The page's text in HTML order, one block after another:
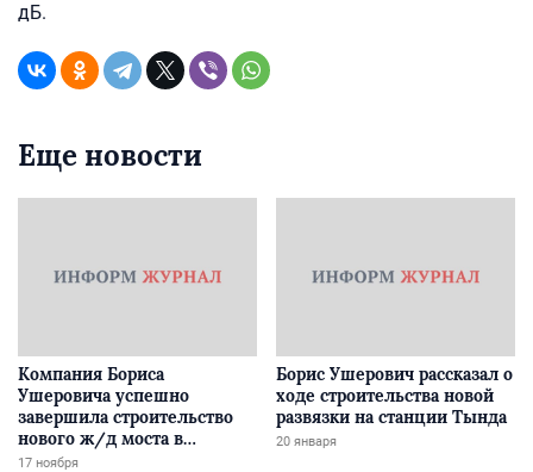
дБ.
Еще новости
Компания Бориса
Ушеровича успешно
завершила строительство
нового ж/д моста в
Забайкалье
17 ноября
Борис Ушерович рассказал о
ходе строительства новой
развязки на станции Тында
20 января